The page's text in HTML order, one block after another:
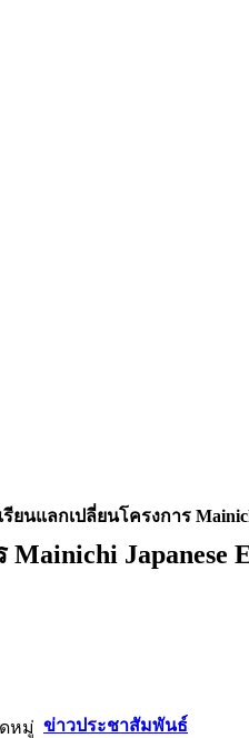
นแลกเปลี่ยนโครงการ
Japanese
หมู่ ข่าวประชาสัมพันธ์